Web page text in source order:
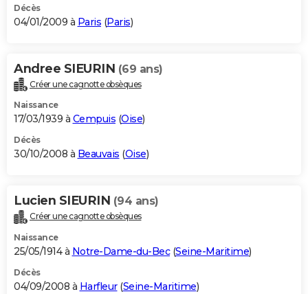
Décès
04/01/2009 à Paris (Paris)
Andree SIEURIN (69 ans)
Créer une cagnotte obsèques
Naissance
17/03/1939 à Cempuis (Oise)
Décès
30/10/2008 à Beauvais (Oise)
Lucien SIEURIN (94 ans)
Créer une cagnotte obsèques
Naissance
25/05/1914 à Notre-Dame-du-Bec(Seine-Maritime)
Décès
04/09/2008 à Harfleur(Seine-Maritime)